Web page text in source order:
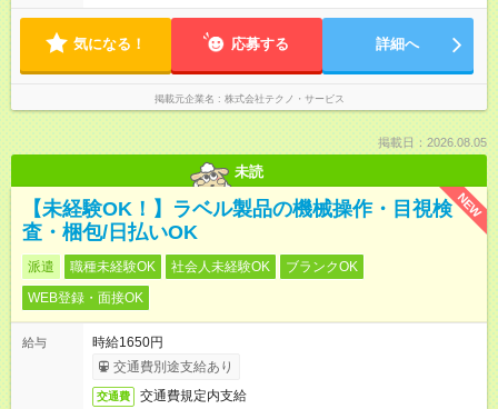
気になる！ 応募する 詳細へ
掲載元企業名 株式会社テクノ・サービス
掲載日：2026.08.05
未読
NEW
【未経験OK！】ラベル製品の機械操作・目視検
査・梱包/日払いOK
派遣 職種未経験OK 社会人未経験OK
ブランクOK
WEB登録・面接OK
給与
時給1650円
交通費別途支給あり
交通費 交通費規定内支給